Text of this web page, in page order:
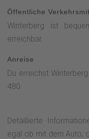
Öffentliche
Winterberg ist
erreichbar.
Anreise
Du erreichst
480.
Detaillierte
egal ob mit dem Auto,